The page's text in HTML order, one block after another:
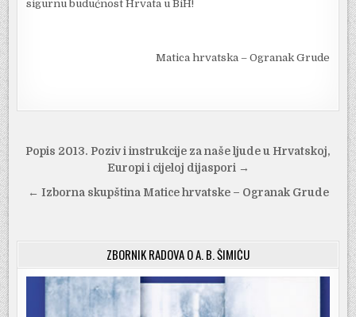
sigurnu budućnost Hrvata u BiH!
Matica hrvatska – Ogranak Grude
Navigacija
Popis 2013. Poziv i instrukcije za naše ljude u Hrvatskoj,
Europi i cijeloj dijaspori →
← Izborna skupština Matice hrvatske – Ogranak Grude
ZBORNIK RADOVA O A. B. ŠIMIĆU